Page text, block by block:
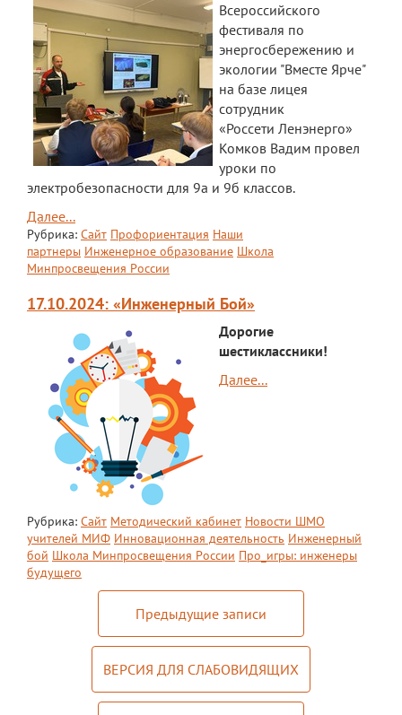
Всероссийского
фестиваля по
энергосбережению и
экологии "Вместе Ярче"
на базе лицея
сотрудник
«Россети Ленэнерго»
Комков Вадим провел
уроки по
электробезопасности для 9а и 9б классов.
Далее...
Рубрика: Сайт Профориентация Наши
партнеры Инженерное образование Школа
Минпросвещения России
17.10.2024: «Инженерный Бой»
Дорогие
шестиклассники!
Далее...
Рубрика: Сайт Методический кабинет Новости ШМО
учителей МИФ Инновационная деятельность Инженерный
бой Школа Минпросвещения России Про_игры: инженеры
будущего
Предыдущие записи
ВЕРСИЯ ДЛЯ СЛАБОВИДЯЩИХ